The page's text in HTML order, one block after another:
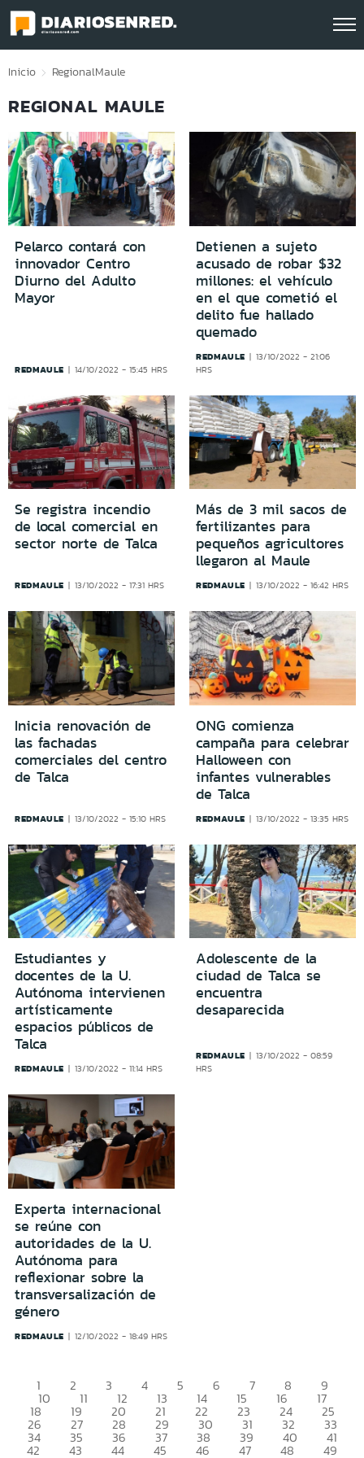
Click acá para ir directamente al contenido
Inicio RegionalMaule
REGIONAL MAULE
Pelarco contará con
innovador Centro
Diurno del Adulto
Mayor
REDMAULE 14/10/2022 - 15:45 HRS
Detienen a sujeto
acusado de robar $32
millones: el vehículo
en el que cometió el
delito fue hallado
quemado
REDMAULE
13/10/2022 - 21:06
HRS
Se registra incendio
de local comercial en
sector norte de Talca
REDMAULE 13/10/2022 - 17:31 HRS
Más de 3 mil sacos de
fertilizantes para
pequeños agricultores
llegaron al Maule
REDMAULE 13/10/2022 - 16:42 HRS
Inicia renovación de
las fachadas
comerciales del centro
de Talca
REDMAULE 13/10/2022 - 15:10 HRS
ONG comienza
campaña para celebrar
Halloween con
infantes vulnerables
de Talca
REDMAULE 13/10/2022 - 13:35 HRS
Estudiantes y
docentes de la U.
Autónoma intervienen
artísticamente
espacios públicos de
Talca
REDMAULE 13/10/2022 - 11:14 HRS
Adolescente de la
ciudad de Talca se
encuentra
desaparecida
REDMAULE
13/10/2022 - 08:59
HRS
Experta internacional
se reúne con
autoridades de la U.
Autónoma para
reflexionar sobre la
transversalización de
género
REDMAULE 12/10/2022 - 18:49 HRS
1 2 3 4 5 6 7 8 9
10 11 12 13 14 15 16 17
18 19 20 21 22 23 24 25
26 27 28 29 30 31 32 33
34 35 36 37 38 39 40 41
42 43 44 45 46 47 48 49